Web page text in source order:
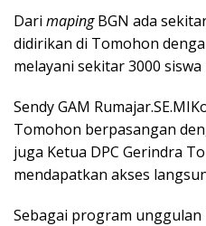
Dari mapingBGN ada
didirikan di Tomohon
melayani sekitar 3000
Sendy GAM
Tomohon berpasangan
juga Ketua DPC Gerindra
mendapatkan akses
Sebagai program unggulan